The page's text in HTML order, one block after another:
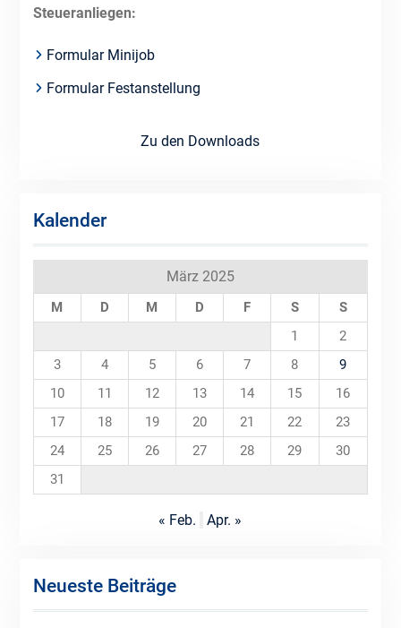
Steueranliegen:
Formular Minijob
Formular Festanstellung
Zu den Downloads
Kalender
März 2025
M D M D F S
S
1
2
3
4 5 6 7 8
9
10
11 12 13 14 15
16
17
18 19 20 21 22
23
24
25 26 27 28 29
30
31
« Feb. Apr. »
Neueste Beiträge